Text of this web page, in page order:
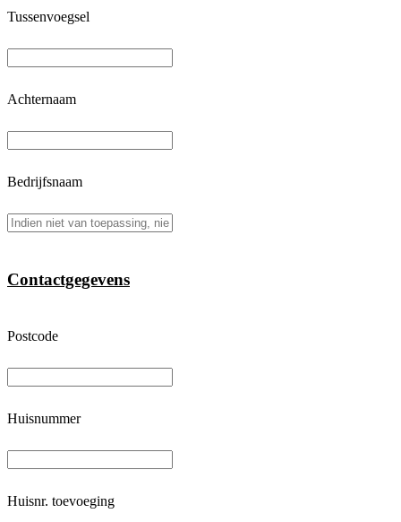
Tussenvoegsel
Achternaam
Bedrijfsnaam
Contactgegevens
Postcode
Huisnummer
Huisnr. toevoeging